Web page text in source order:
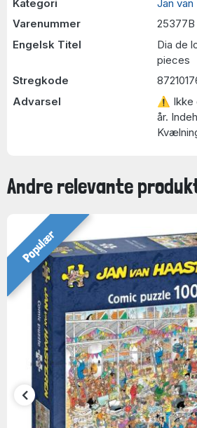
Kategori Jan van
Varenummer
25377B
Engelsk Titel
Dia de
pieces
Stregkode
Advarsel
⚠ Ikke
år.
Andre relevante
Populær